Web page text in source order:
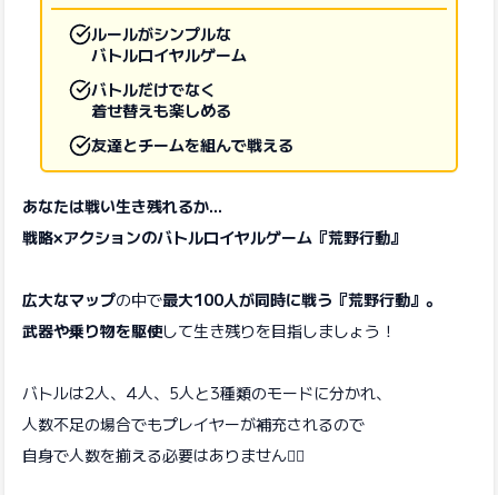
ルールがシンプルな
バトルロイヤルゲーム
バトルだけでなく
着せ替えも楽しめる
友達とチームを組んで戦える
あなたは戦い生き残れるか…
戦略×アクションのバトルロイヤルゲーム『荒野行動』
広大なマップの中で最大100人が同時に戦う『荒野行動』。
武器や乗り物を駆使して生き残りを目指しましょう！
バトルは2人、4人、5人と3種類のモードに分かれ、
人数不足の場合でもプレイヤーが補充されるので
自身で人数を揃える必要はありません🙆‍♀️